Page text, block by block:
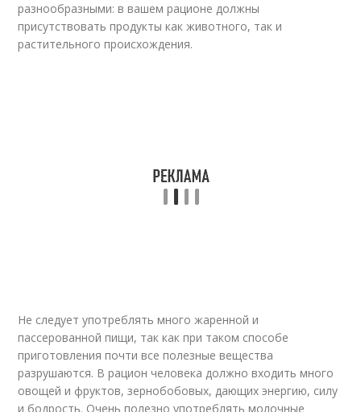
разнообразными: в вашем рационе должны
присутствовать продукты как животного, так и
растительного происхождения.
Не следует употреблять много жаренной и
пассерованной пищи, так как при таком способе
приготовления почти все полезные вещества
разрушаются. В рацион человека должно входить много
овощей и фруктов, зернобобовых, дающих энергию, силу
и бодрость. Очень полезно употреблять молочные